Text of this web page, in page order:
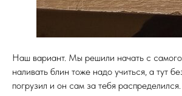
Наш вариант. Мы решили начать с
наливать блин тоже надо учиться, а тут
погрузил и он сам за тебя распределился.